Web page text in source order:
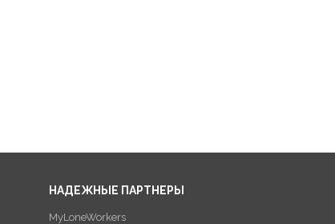
НАДЕЖНЫЕ ПАРТНЕРЫ
MyLoneWorkers